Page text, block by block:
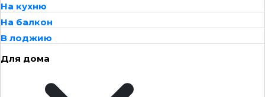
На кухню
На балкон
В лоджию
Для дома